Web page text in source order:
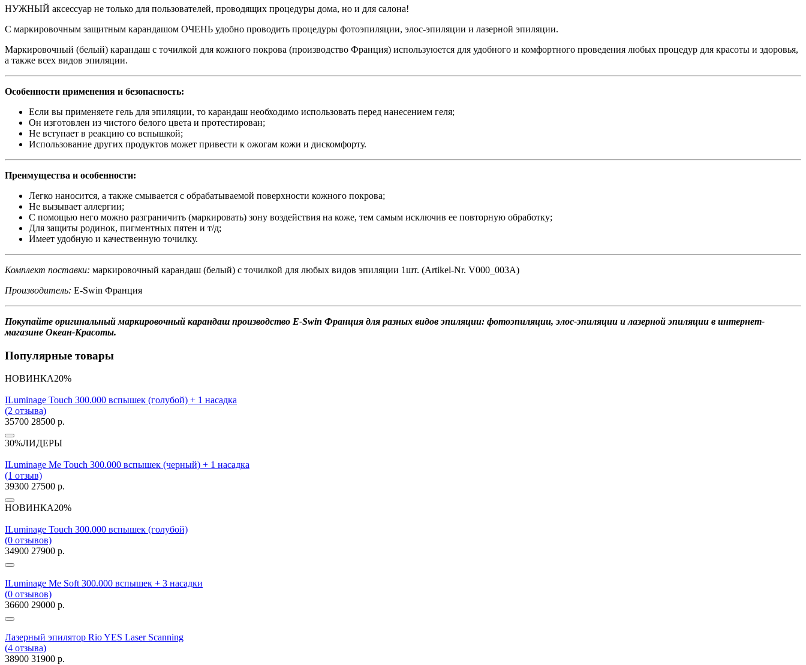
НУЖНЫЙ аксессуар не только для пользователей, проводящих процедуры дома, но и для салона!
С маркировочным защитным карандашом ОЧЕНЬ удобно проводить процедуры фотоэпиляции, элос-эпиляции и лазерной эпиляции.
Маркировочный (белый) карандаш с точилкой для кожного покрова (производство Франция) используюется для удобного и комфортного проведения любых процедур для красоты и здоровья,
а также всех видов эпиляции.
Особенности применения и безопасность:
Если вы применяете гель для эпиляции, то карандаш необходимо использовать перед нанесением геля;
Он изготовлен из чистого белого цвета и протестирован;
Не вступает в реакцию со вспышкой;
Использование других продуктов может привести к ожогам кожи и дискомфорту.
Преимущества и особенности:
Легко наносится, а также смывается с обрабатываемой поверхности кожного покрова;
Не вызывает аллергии;
С помощью него можно разграничить (маркировать) зону воздействия на коже, тем самым исключив ее повторную обработку;
Для защиты родинок, пигментных пятен и т/д;
Имеет удобную и качественную точилку.
Комплект поставки: маркировочный карандаш (белый) с точилкой для любых видов эпиляции 1шт. (Artikel-Nr. V000_003A)
Производитель: E-Swin Франция
Покупайте оригинальный маркировочный карандаш производство E-Swin Франция для разных видов эпиляции: фотоэпиляции, элос-эпиляции и лазерной эпиляции в интернет-
магазине Океан-Красоты.
Популярные товары
НОВИНКА20%
ILuminage Touch 300.000 вспышек (голубой) + 1 насадка
(2 отзыва)
35700 28500 р.
30%ЛИДЕРЫ
ILuminage Me Touch 300.000 вспышек (черный) + 1 насадка
(1 отзыв)
39300 27500 р.
НОВИНКА20%
ILuminage Touch 300.000 вспышек (голубой)
(0 отзывов)
34900 27900 р.
ILuminage Me Soft 300.000 вспышек + 3 насадки
(0 отзывов)
36600 29000 р.
Лазерный эпилятор Rio YES Laser Scanning
(4 отзыва)
38900 31900 р.